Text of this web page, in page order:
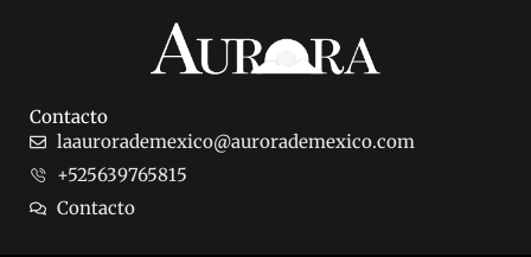
Contacto
laaurorademexico@aurorademexico.com
+525639765815
Contacto